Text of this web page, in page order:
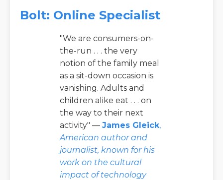
Bolt: Online Specialist
"We are consumers-on-
the-run . . . the very
notion of the family meal
as a sit-down occasion is
vanishing. Adults and
children alike eat . . . on
the way to their next
activity" — James Gleick,
American author and
journalist, known for his
work on the cultural
impact of technology